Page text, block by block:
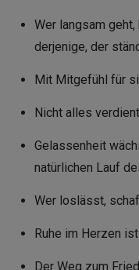
Wer langsam
derjenige, der
Mit Mitgefühl für
Nicht alles
Gelassenheit
natürlichen Lauf
Wer loslässt,
Ruhe im Herzen
Der Weg zum